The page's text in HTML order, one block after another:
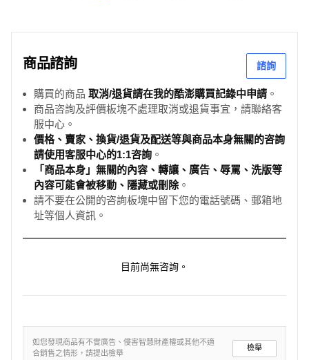
商品諮詢 諮詢
購買的商品 取消/退貨請在我的酷澎購買記錄中申請 。
商品咨詢及評價板塊不處理取消或退貨事宜，請聯絡客
服中心。
價格、賣家、換貨/退貨及配送等與商品本身無關的咨詢
請使用客服中心的1:1咨詢 。
「商品本身」無關的內容、轉讓、廣告、辱罵、洗版等
內容可能會被移動、隱藏或刪除。
請不要在公開的咨詢板塊中留下您的電話號碼、郵箱地
址等個人資訊。
目前尚無咨詢。
如您發現商品有不實廣告、侵害智慧財產權或其他不適
合銷售之情形，請提出檢舉
檢舉